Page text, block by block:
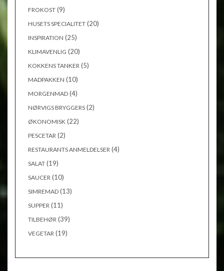
FROKOST (9)
HUSETS SPECIALITET (20)
INSPIRATION (25)
KLIMAVENLIG (20)
KOKKENS TANKER (5)
MADPAKKEN (10)
MORGENMAD (4)
NØRVIGS BRYGGERS (2)
ØKONOMISK (22)
PESCETAR (2)
RESTAURANTS ANMELDELSER (4)
SALAT (19)
SAUCER (10)
SIMREMAD (13)
SUPPER (11)
TILBEHØR (39)
VEGETAR (19)